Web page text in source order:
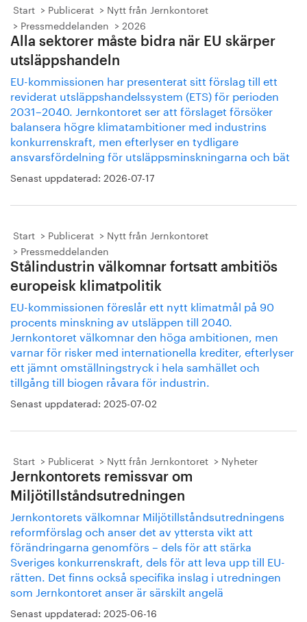
Start Publicerat
Nytt från Jernkontoret
Pressmeddelanden
2026
Alla sektorer måste bidra när EU skärper
utsläppshandeln
EU-kommissionen har presenterat sitt förslag till ett
reviderat utsläppshandelssystem (ETS) för perioden
2031–2040. Jernkontoret ser att förslaget försöker
balansera högre klimatambitioner med industrins
konkurrenskraft, men efterlyser en tydligare
ansvarsfördelning för utsläppsminskningarna och bät
Senast uppdaterad: 2026-07-17
Start Publicerat
Nytt från Jernkontoret
Pressmeddelanden
Stålindustrin välkomnar fortsatt ambitiös
europeisk klimatpolitik
EU-kommissionen föreslår ett nytt klimatmål på 90
procents minskning av utsläppen till 2040.
Jernkontoret välkomnar den höga ambitionen, men
varnar för risker med internationella krediter, efterlyser
ett jämnt omställningstryck i hela samhället och
tillgång till biogen råvara för industrin.
Senast uppdaterad: 2025-07-02
Start Publicerat Nytt från Jernkontoret Nyheter
Jernkontorets remissvar om
Miljötillståndsutredningen
Jernkontorets välkomnar Miljötillståndsutredningens
reformförslag och anser det av yttersta vikt att
förändringarna genomförs – dels för att stärka
Sveriges konkurrenskraft, dels för att leva upp till EU-
rätten. Det finns också specifika inslag i utredningen
som Jernkontoret anser är särskilt angelä
Senast uppdaterad: 2025-06-16